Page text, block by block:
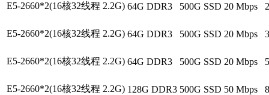
E5-2660*2(16核32线程 2.2G) 64G DDR3 500G SSD 20 Mbps
E5-2660*2(16核32线程 2.2G) 64G DDR3 500G SSD 20 Mbps
E5-2660*2(16核32线程 2.2G) 64G DDR3 500G SSD 20 Mbps
E5-2660*2(16核32线程 2.2G) 128G DDR3 500G SSD 50 Mbps